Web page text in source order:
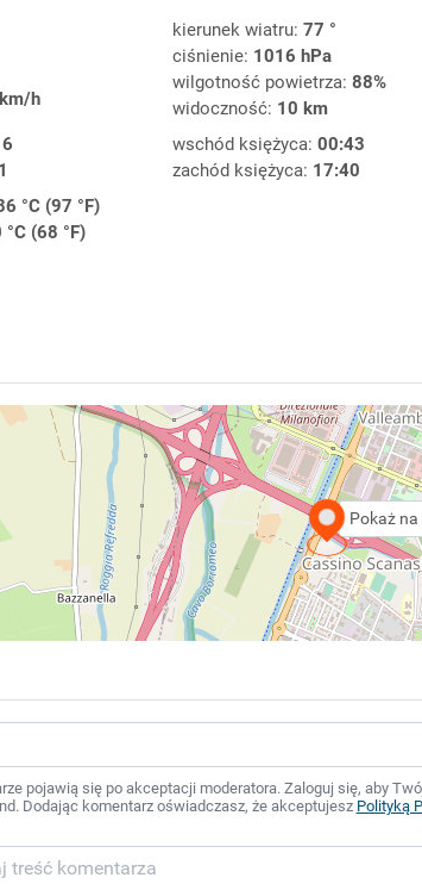
h
kierunek wiatru: 77 °
ciśnienie: 1016 hPa
wilgotność powietrza: 88%
widoczność: 10 km
wschód księżyca: 00:43
zachód księżyca: 17:40
°C (97 °F)
°C (68 °F)
Pokaż
pojawią się po akceptacji moderatora. Zaloguj się, aby
Dodając komentarz oświadczasz, że akceptujesz Polityką